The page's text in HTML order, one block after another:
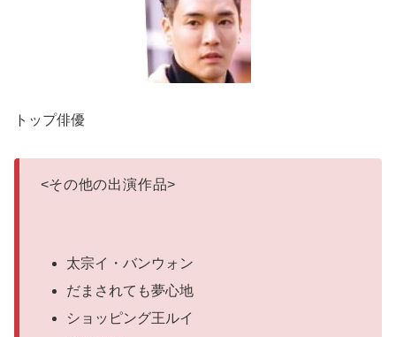
トップ俳優
<その他の出演作品>
太宗イ・バンウォン
だまされても夢心地
ショッピング王ルイ